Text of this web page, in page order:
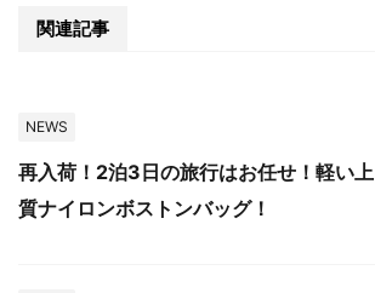
関連記事
NEWS
再入荷！2泊3日の旅行はお任せ！軽い上
質ナイロンボストンバッグ！